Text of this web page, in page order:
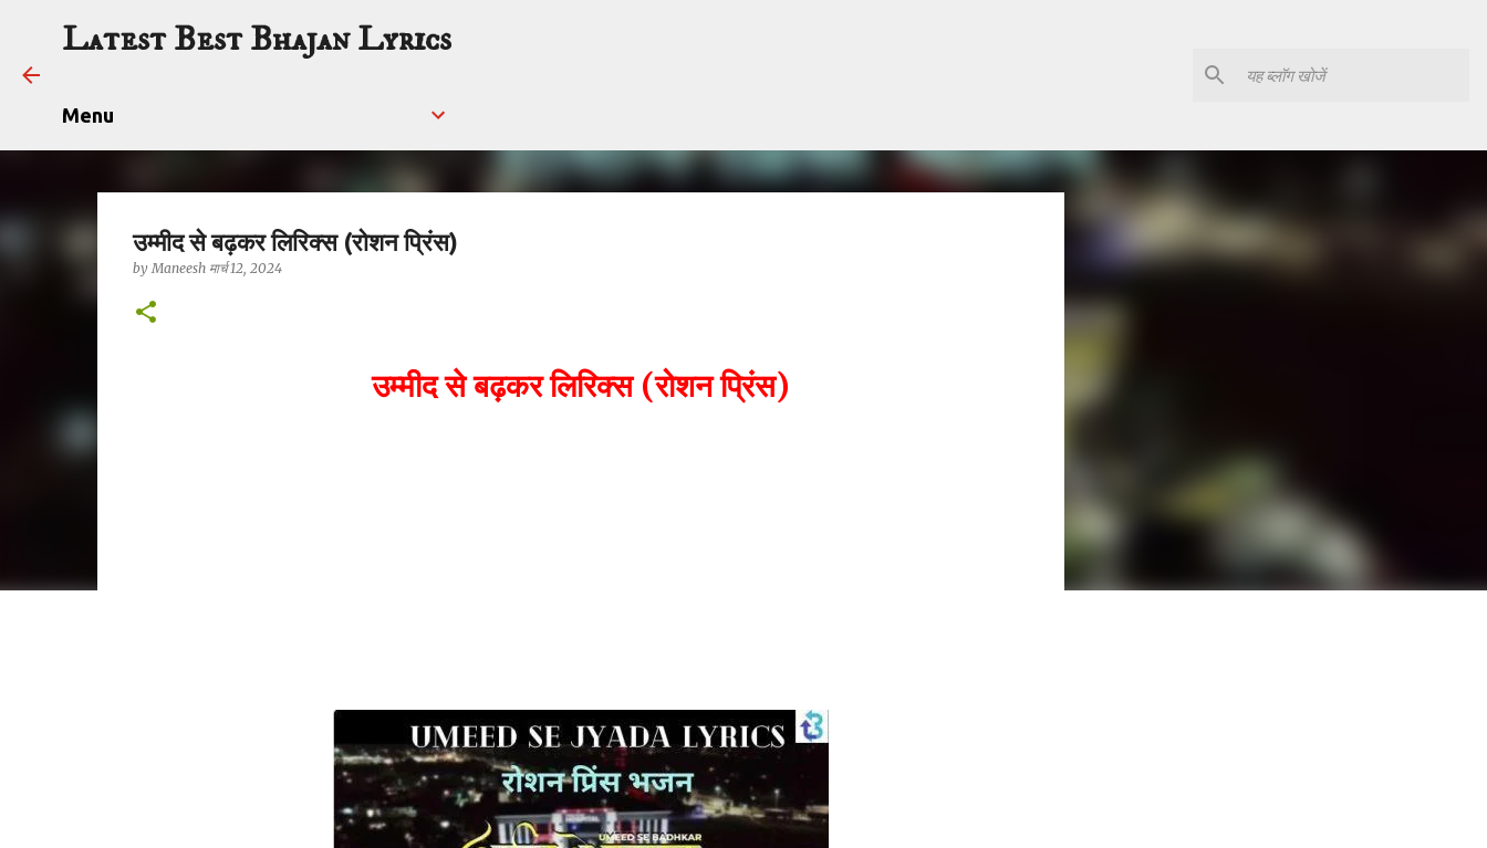
Latest Best Bhajan Lyrics
Menu
उम्मीद से बढ़कर लिरिक्स (रोशन प्रिंस)
byManeesh मार्च 12, 2024
उम्मीद से बढ़कर लिरिक्स (रोशन प्रिंस)